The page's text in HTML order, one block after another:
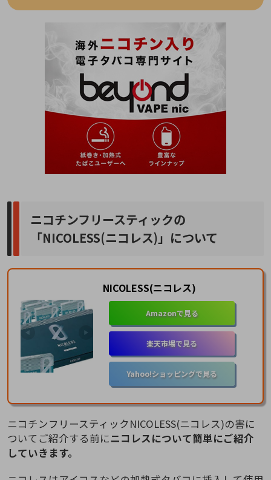
ニコチンフリースティックの
「NICOLESS(ニコレス)」について
NICOLESS(ニコレス)
Amazonで見る
楽天市場で見る
Yahoo!ショッピングで見る
ニコチンフリースティックNICOLESS(ニコレス)の害に
ついてご紹介する前にニコレスについて簡単にご紹介
していきます。